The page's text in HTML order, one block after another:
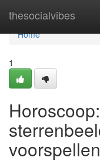
thesocialvibes
Home
Home
1
voorspellen